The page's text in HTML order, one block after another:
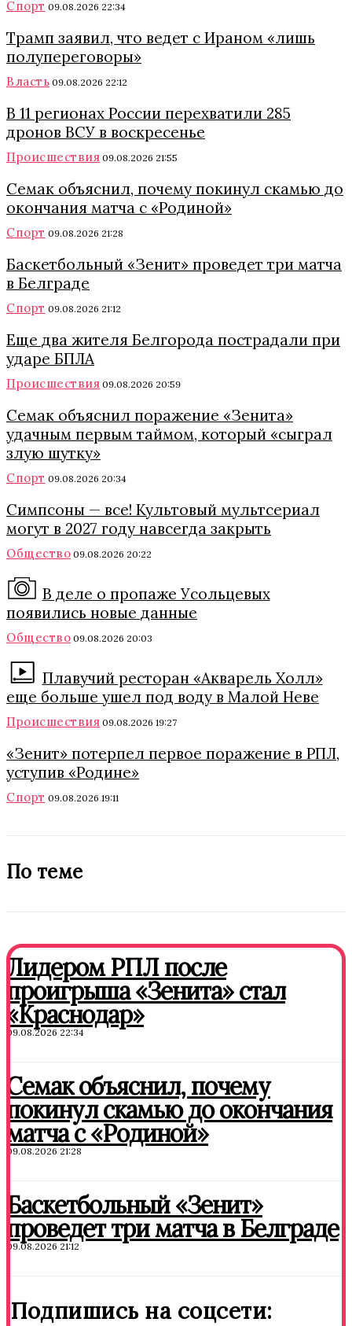
Спорт 09.08.2026 22:34
Трамп заявил, что ведет с Ираном «лишь
полупереговоры»
Власть 09.08.2026 22:12
В 11 регионах России перехватили 285
дронов ВСУ в воскресенье
Происшествия 09.08.2026 21:55
Семак объяснил, почему покинул скамью до
окончания матча с «Родиной»
Спорт 09.08.2026 21:28
Баскетбольный «Зенит» проведет три матча
в Белграде
Спорт 09.08.2026 21:12
Еще два жителя Белгорода пострадали при
ударе БПЛА
Происшествия 09.08.2026 20:59
Семак объяснил поражение «Зенита»
удачным первым таймом, который «сыграл
злую шутку»
Спорт 09.08.2026 20:34
Симпсоны — все! Культовый мультсериал
могут в 2027 году навсегда закрыть
Общество 09.08.2026 20:22
В деле о пропаже Усольцевых
появились новые данные
Общество 09.08.2026 20:03
Плавучий ресторан «Акварель Холл»
еще больше ушел под воду в Малой Неве
Происшествия 09.08.2026 19:27
«Зенит» потерпел первое поражение в РПЛ,
уступив «Родине»
Спорт 09.08.2026 19:11
По теме
Лидером РПЛ после
проигрыша «Зенита» стал
«Краснодар»
09.08.2026 22:34
Семак объяснил, почему
покинул скамью до окончания
матча с «Родиной»
09.08.2026 21:28
Баскетбольный «Зенит»
проведет три матча в Белграде
09.08.2026 21:12
Подпишись на соцсети: